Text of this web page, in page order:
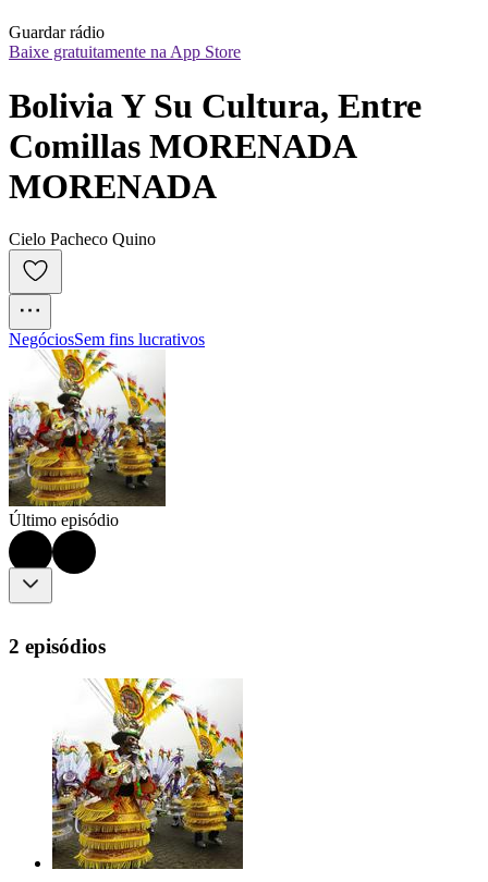
Guardar rádio
Baixe gratuitamente na App Store
Bolivia Y Su Cultura, Entre
Comillas MORENADA
MORENADA
Cielo Pacheco Quino
NegóciosSem fins lucrativos
Último episódio
2 episódios